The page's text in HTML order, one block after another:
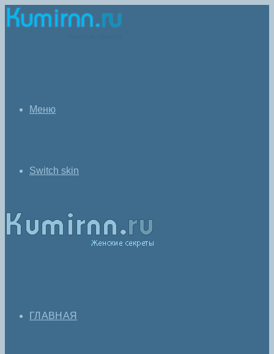
Меню
Switch skin
ГЛАВНАЯ